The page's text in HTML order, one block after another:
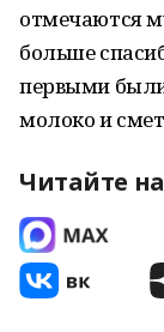
отмечаются
больше
первыми
молоко и
Читайте